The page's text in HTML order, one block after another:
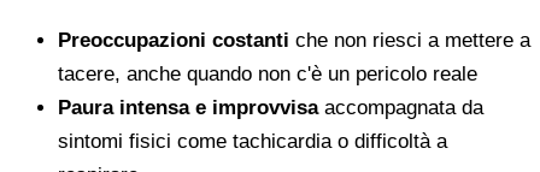
Preoccupazioni costanti che non riesci a mettere a
tacere, anche quando non c'è un pericolo reale
Paura intensa e improvvisaaccompagnata da
sintomi fisici come tachicardia o difficoltà a